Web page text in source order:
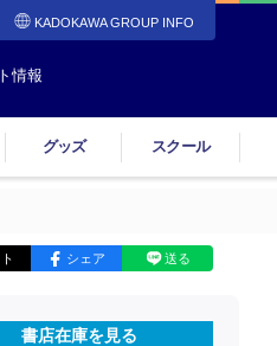
KADOKAWA GROUP INFO
情報
グッズ スクール
シェア 送る
書店在庫を見る